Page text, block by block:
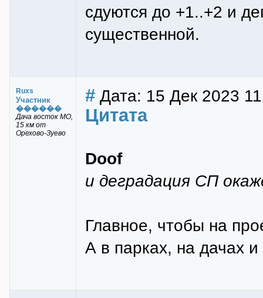
сдуются до +1..+2 и
существенной.
Ruxs
Участник
������
Дача восток МО,
15 км от
Орехово-Зуево
# Дата: 15 Дек 2023
Цитата
Doof
и деградация СП
Главное, чтобы на
А в парках, на дачах